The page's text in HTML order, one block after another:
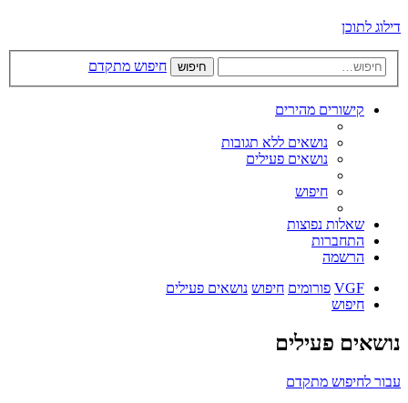
דילוג לתוכן
חיפוש חיפוש מתקדם
קישורים מהירים
נושאים ללא תגובות
נושאים פעילים
חיפוש
שאלות נפוצות
התחברות
הרשמה
VGF פורומים חיפוש נושאים פעילים
חיפוש
נושאים פעילים
עבור לחיפוש מתקדם